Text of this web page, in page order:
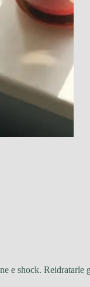
e shock. Reidratarle